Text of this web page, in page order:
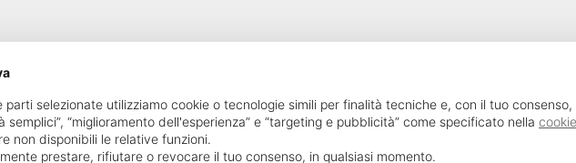
SailPortal 8.5.1 build 18
parti selezionate utilizziamo cookie o tecnologie simili per finalità tecniche e, con il tuo consenso,
semplici”, “miglioramento dell'esperienza” e “targeting e pubblicità” come specificato nella
non disponibili le relative funzioni.
prestare, rifiutare o revocare il tuo consenso, in qualsiasi momento.